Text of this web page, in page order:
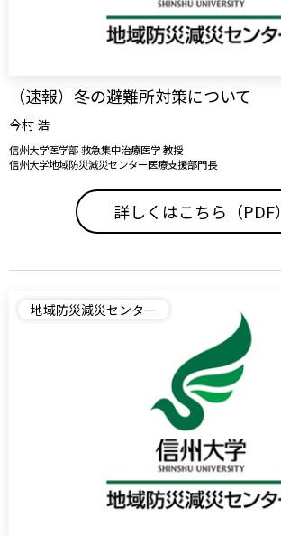
（速報）冬の避難所対策について
今村 浩
信州大学医学部 救急集中治療医学 教授
信州大学地域防災減災センター医療支援部門長
詳しくはこちら（PDF）
地域防災減災センター